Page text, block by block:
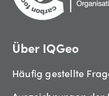
Über IQGeo
Häufig gestellte